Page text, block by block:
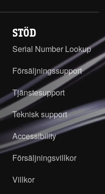
STÖD
Serial Number Lookup
Försäljningssupport
Tjänstesupport
Teknisk support
Accessibility
Försäljningsvillkor
Villkor